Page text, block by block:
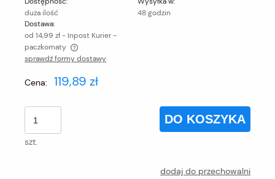
duża ilość
48 godzin
Dostawa:
od 14,99 zł- Inpost Kurier -
paczkomaty
Cena nie zawiera ewentualnych kosztów płatności
sprawdź formy dostawy
Cena: 119,89 zł
szt.
DO KOSZYKA
dodaj do przechowalni